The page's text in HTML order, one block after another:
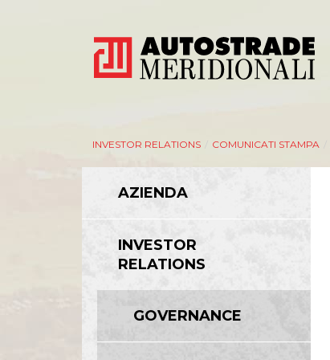
INVESTOR RELATIONS COMUNICATI STAMPA
AZIENDA
INVESTOR
RELATIONS
GOVERNANCE